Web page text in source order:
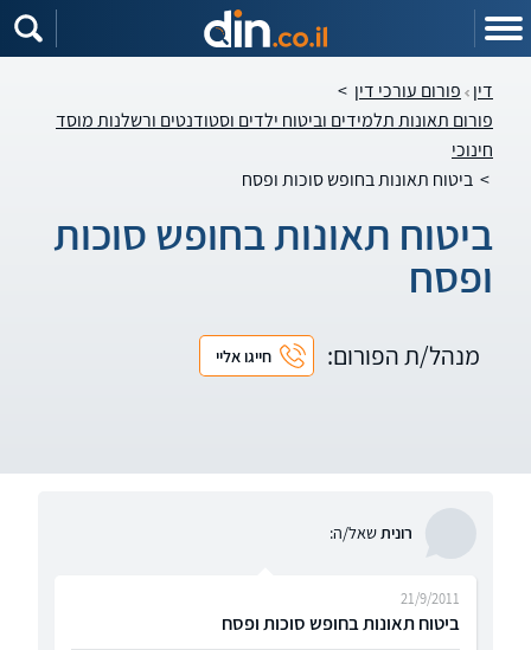
דין פורום עורכי דין >
פורום תאונות תלמידים וביטוח ילדים וסטודנטים ורשלנות מוסד
חינוכי
> ביטוח תאונות בחופש סוכות ופסח
ביטוח תאונות בחופש סוכות
ופסח
מנהל/ת הפורום: חייגו אליי
רוניתשאל/ה:
ביטוח תאונות בחופש סוכות ופסח
21/9/2011